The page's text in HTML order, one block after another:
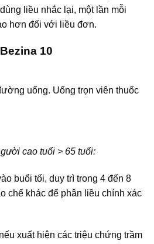
liều nhắc lại, một lần mỗi
hơn đối với liều đơn.
10
uống. Uống trọn viên thuốc
cao tuổi > 65 tuổi:
buổi tối, duy trì trong 4 đến 8
chế khác để phân liều chính xác
xuất hiện các triệu chứng trầm